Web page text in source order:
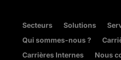
Secteurs Solutions
Qui sommes-nous ?
Carrières Internes
Nous